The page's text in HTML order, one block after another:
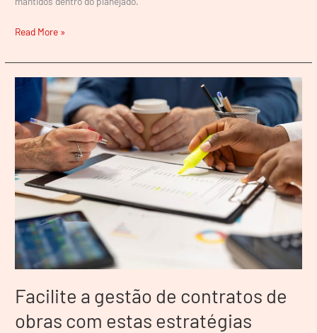
Read More »
Facilite a gestão de contratos de
obras com estas estratégias
Facilite
gestão
de
contratos
de
obras
com
estas
estratégias